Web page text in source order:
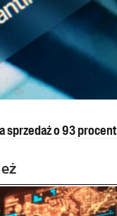
sprzedaż o 93 procent